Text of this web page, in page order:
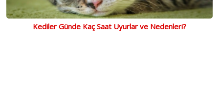
Kediler Günde Kaç Saat Uyurlar ve Nedenleri?